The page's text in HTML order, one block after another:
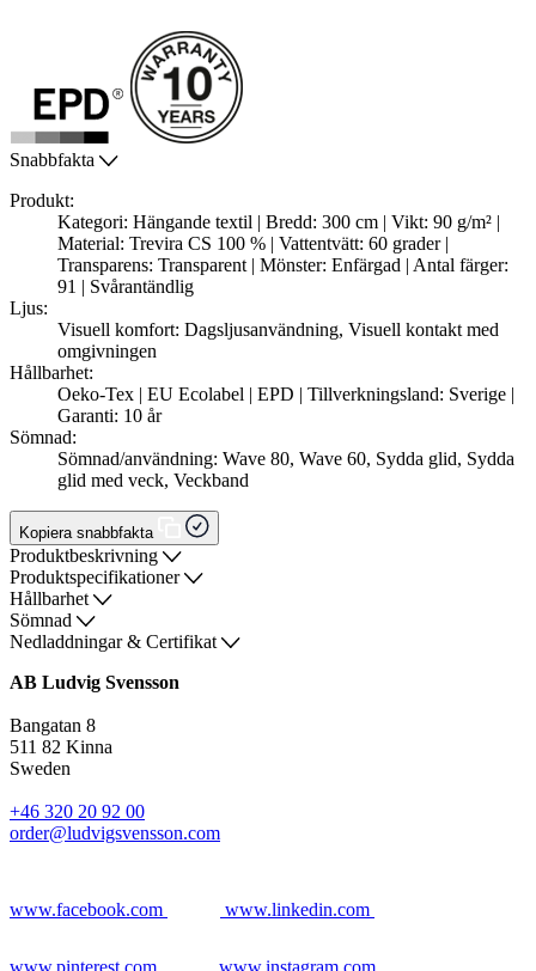
Snabbfakta
Produkt:
Kategori: Hängande textil | Bredd: 300 cm | Vikt: 90 g/m² |
Material: Trevira CS 100 % | Vattentvätt: 60 grader |
Transparens: Transparent | Mönster: Enfärgad | Antal färger:
91 | Svårantändlig
Ljus:
Visuell komfort: Dagsljusanvändning, Visuell kontakt med
omgivningen
Hållbarhet:
Oeko-Tex | EU Ecolabel | EPD | Tillverkningsland: Sverige |
Garanti: 10 år
Sömnad:
Sömnad/användning: Wave 80, Wave 60, Sydda glid, Sydda
glid med veck, Veckband
Kopiera snabbfakta
Produktbeskrivning
Produktspecifikationer
Hållbarhet
Sömnad
Nedladdningar & Certifikat
AB Ludvig Svensson
Bangatan 8
511 82 Kinna
Sweden
+46 320 20 92 00
order@ludvigsvensson.com
www.facebook.com www.linkedin.com